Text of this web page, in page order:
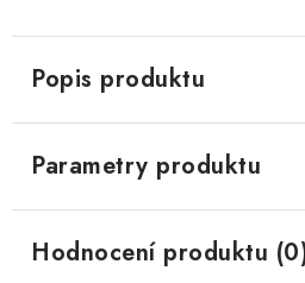
Popis produktu
Parametry produktu
Hodnocení produktu